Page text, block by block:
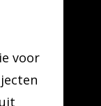
voor